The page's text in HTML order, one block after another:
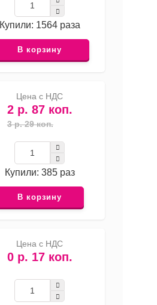
Купили: 1564 раза
В корзину
Цена с НДС
2 р. 87 коп.
3 р. 29 коп.
Купили: 385 раз
В корзину
Цена с НДС
0 р. 17 коп.